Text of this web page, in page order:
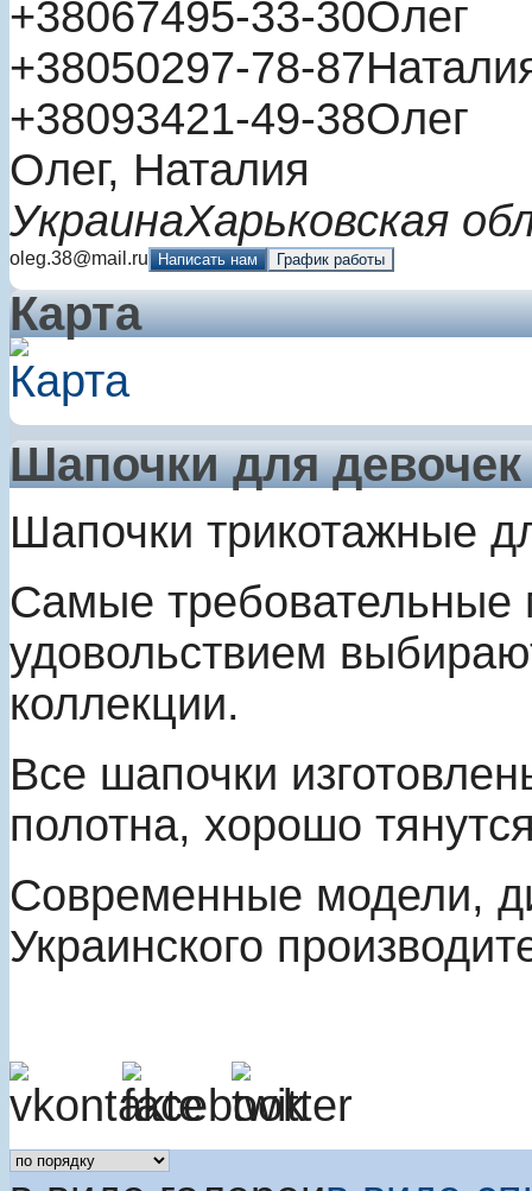
+38067495-33-30Олег
+38050297-78-87
+38093421-49-38Олег
Олег, Наталия
УкраинаХарьковская
oleg.38@mail.ru Написать нам График работы
Карта
Шапочки для девочек
Шапочки трикотажные
Самые
удовольствием
коллекции.
Все шапочки
полотна, хорошо
Современные модели,
Украинского